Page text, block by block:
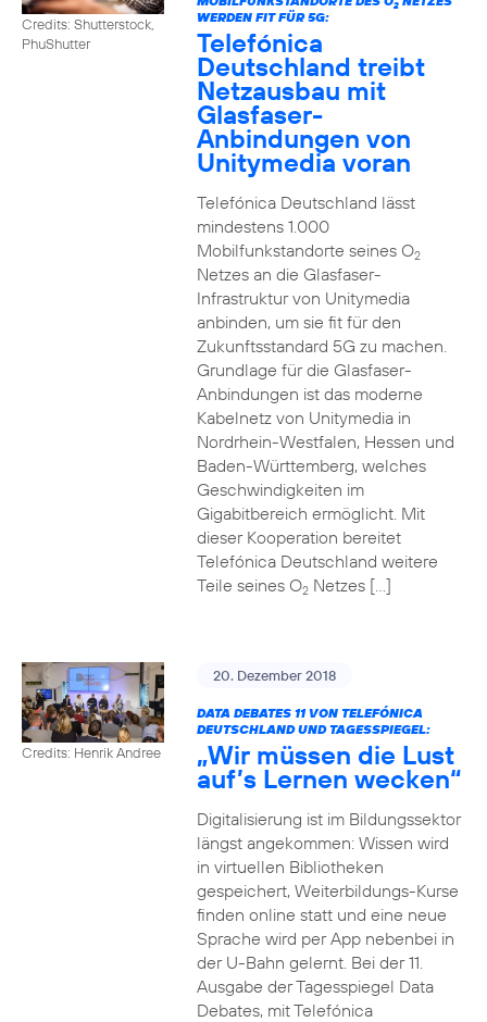
Credits: Shutterstock,
PhuShutter
2
WERDEN FIT FÜR 5G:
Telefónica
Deutschland treibt
Netzausbau mit
Glasfaser-
Anbindungen von
Unitymedia voran
Telefónica Deutschland lässt
mindestens 1.000
Mobilfunkstandorte seines O2
Netzes an die Glasfaser-
Infrastruktur von Unitymedia
anbinden, um sie fit für den
Zukunftsstandard 5G zu machen.
Grundlage für die Glasfaser-
Anbindungen ist das moderne
Kabelnetz von Unitymedia in
Nordrhein-Westfalen, Hessen und
Baden-Württemberg, welches
Geschwindigkeiten im
Gigabitbereich ermöglicht. Mit
dieser Kooperation bereitet
Telefónica Deutschland weitere
Teile seines O2Netzes […]
Credits: Henrik Andree
20. Dezember 2018
DATA DEBATES 11 VON TELEFÓNICA
DEUTSCHLAND UND TAGESSPIEGEL:
„Wir müssen die Lust
auf’s Lernen wecken“
Digitalisierung ist im Bildungssektor
längst angekommen: Wissen wird
in virtuellen Bibliotheken
gespeichert, Weiterbildungs-Kurse
finden online statt und eine neue
Sprache wird per App nebenbei in
der U-Bahn gelernt. Bei der 11.
Ausgabe der Tagesspiegel Data
Debates, mit Telefónica